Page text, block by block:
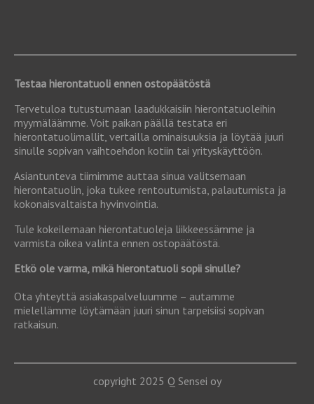
Testaa hierontatuoli ennen ostopäätöstä
Tervetuloa tutustumaan laadukkaisiin hierontatuoleihin
myymäläämme. Voit paikan päällä testata eri
hierontatuolimallit, vertailla ominaisuuksia ja löytää juuri
sinulle sopivan vaihtoehdon kotiin tai yrityskäyttöön.
Asiantunteva tiimimme auttaa sinua valitsemaan
hierontatuolin, joka tukee rentoutumista, palautumista ja
kokonaisvaltaista hyvinvointia.
Tule kokeilemaan hierontatuoleja liikkeessämme ja
varmista oikea valinta ennen ostopäätöstä.
Etkö ole varma, mikä hierontatuoli sopii sinulle?
Ota yhteyttä asiakaspalveluumme – autamme
mielellämme löytämään juuri sinun tarpeisiisi sopivan
ratkaisun.
copyright 2025 Q Sensei oy